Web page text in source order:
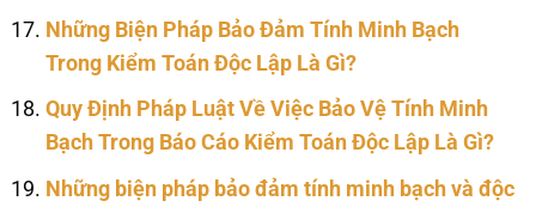
Những Biện Pháp Bảo Đảm Tính Minh Bạch
Trong Kiểm Toán Độc Lập Là Gì?
Quy Định Pháp Luật Về Việc Bảo Vệ Tính Minh
Bạch Trong Báo Cáo Kiểm Toán Độc Lập Là Gì?
Những biện pháp bảo đảm tính minh bạch và độc